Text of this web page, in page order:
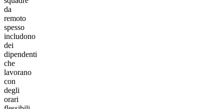
da
remoto
spesso
includono
dei
dipendenti
che
lavorano
con
degli
orari